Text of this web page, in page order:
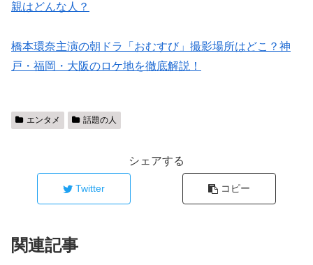
親はどんな人？
橋本環奈主演の朝ドラ「おむすび」撮影場所はどこ？神
戸・福岡・大阪のロケ地を徹底解説！
エンタメ 話題の人
シェアする
Twitter コピー
関連記事